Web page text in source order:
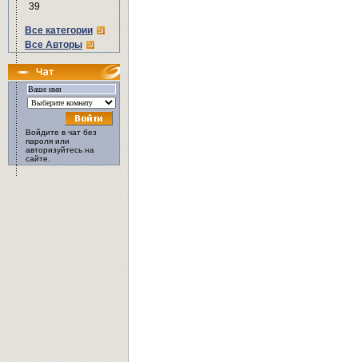
39
Все категории
Все Авторы
Войдите в чат без
пароля или
авторизуйтесь на
сайте.